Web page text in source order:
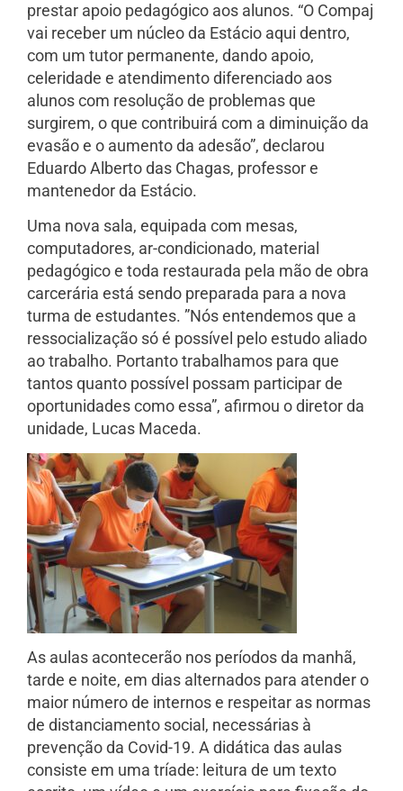
prestar apoio pedagógico aos alunos. “O Compaj
vai receber um núcleo da Estácio aqui dentro,
com um tutor permanente, dando apoio,
celeridade e atendimento diferenciado aos
alunos com resolução de problemas que
surgirem, o que contribuirá com a diminuição da
evasão e o aumento da adesão”, declarou
Eduardo Alberto das Chagas, professor e
mantenedor da Estácio.
Uma nova sala, equipada com mesas,
computadores, ar-condicionado, material
pedagógico e toda restaurada pela mão de obra
carcerária está sendo preparada para a nova
turma de estudantes. ”Nós entendemos que a
ressocialização só é possível pelo estudo aliado
ao trabalho. Portanto trabalhamos para que
tantos quanto possível possam participar de
oportunidades como essa”, afirmou o diretor da
unidade, Lucas Maceda.
As aulas acontecerão nos períodos da manhã,
tarde e noite, em dias alternados para atender o
maior número de internos e respeitar as normas
de distanciamento social, necessárias à
prevenção da Covid-19. A didática das aulas
consiste em uma tríade: leitura de um texto